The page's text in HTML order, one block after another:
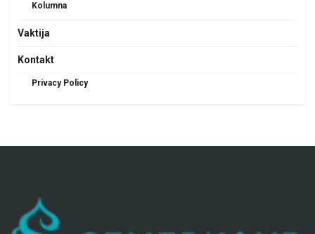
Kolumna
Vaktija
Kontakt
Privacy Policy